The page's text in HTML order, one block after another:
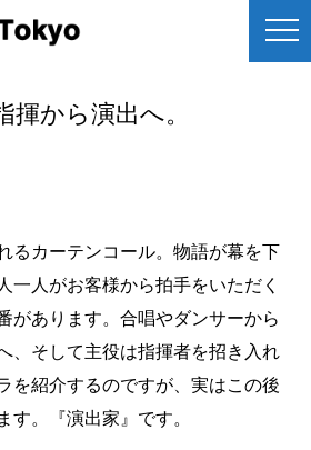
揮から演出へ。
るカーテンコール。物語が幕を下
一人がお客様から拍手をいただく
があります。合唱やダンサーから
、そして主役は指揮者を招き入れ
を紹介するのですが、実はこの後
す。『演出家』です。